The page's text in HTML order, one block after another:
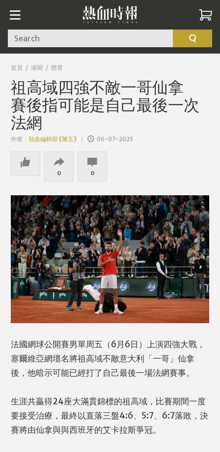
Like Facebook Twitter Line
WhatsApp Email Print
Search
首頁 港聞 體育
祖高域四強不敵一哥仙拿
賽後指可能是自己最後一次
法網
作者：熱血編輯部 (陳五) 06-07-2025
0 0
法國網球公開賽男單周五（6月6日）上演四強大戰，
塞爾維亞網壇名將祖高域不敵意大利「一哥」仙拿
後，他暗示可能已經打了自己最後一場法網賽事。
生涯共贏得24座大滿貫錦標的祖高域，比賽期間一度
要接受治療，最終以直落三盤4:6、5:7、6:7落敗，決
賽將由仙拿與與西班牙的艾卡拉斯爭冠。